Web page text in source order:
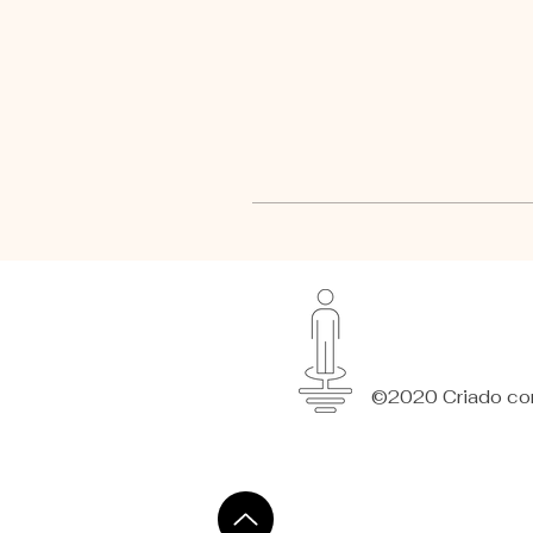
©2020 Criado